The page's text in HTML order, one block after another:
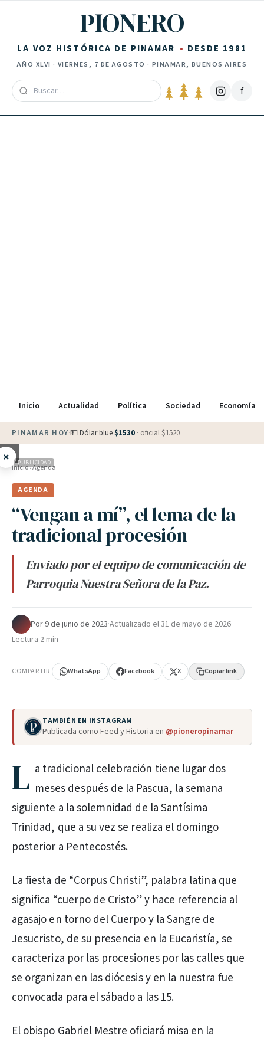
PIONERO
LA VOZ HISTÓRICA DE PINAMAR DESDE 1981
AÑO XLVI · VIERNES, 7 DE AGOSTO · PINAMAR, BUENOS AIRES
f
Inicio Actualidad Política Sociedad Economía
PINAMAR HOY·💵 Dólar blue $1530 · oficial $1520
× PUBLICIDAD
Inicio›Agenda
AGENDA
“Vengan a mí”, el lema de la
tradicional procesión
Enviado por el equipo de comunicación de
Parroquia Nuestra Señora de la Paz.
Por·9 de junio de 2023·Actualizado el31 de mayo de 2026·
Lectura 2 min
COMPARTIR WhatsApp Facebook X Copiar link
TAMBIÉN EN INSTAGRAM
Publicada como Feed y Historia en @pioneropinamar
L a tradicional celebración tiene lugar dos
meses después de la Pascua, la semana
siguiente a la solemnidad de la Santísima
Trinidad, que a su vez se realiza el domingo
posterior a Pentecostés.
La fiesta de “Corpus Christi”, palabra latina que
significa “cuerpo de Cristo” y hace referencia al
agasajo en torno del Cuerpo y la Sangre de
Jesucristo, de su presencia en la Eucaristía, se
caracteriza por las procesiones por las calles que
se organizan en las diócesis y en la nuestra fue
convocada para el sábado a las 15.
El obispo Gabriel Mestre oficiará misa en la